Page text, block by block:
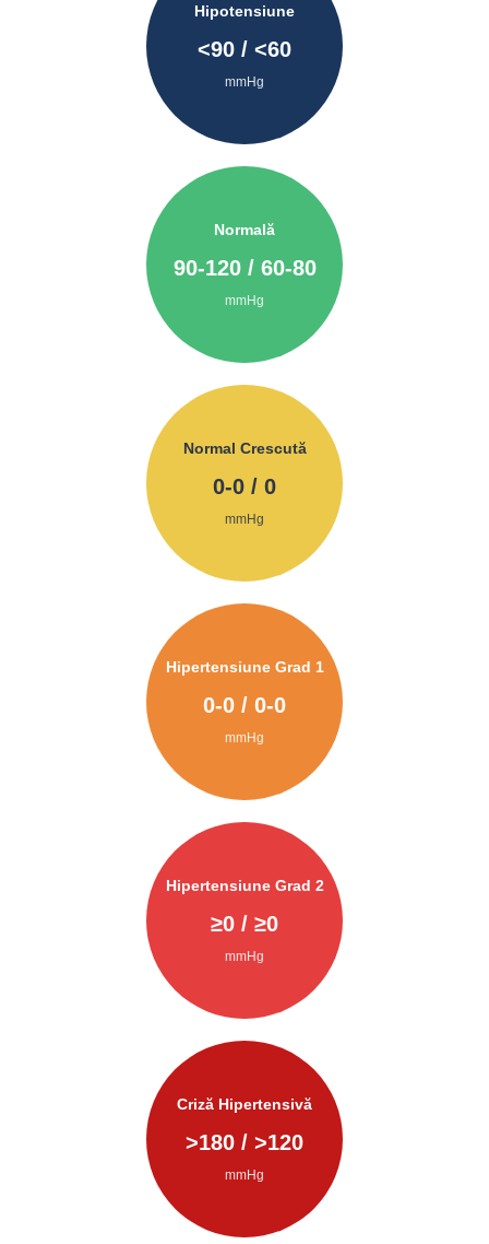
Hipotensiune
<90 / <60
mmHg
Normală
90-120/ 60-80
mmHg
Normal Crescută
0-0 / 0
mmHg
Hipertensiune Grad 1
0-0 / 0-0
mmHg
Hipertensiune Grad 2
≥0 / ≥0
mmHg
Criză Hipertensivă
>180 / >120
mmHg